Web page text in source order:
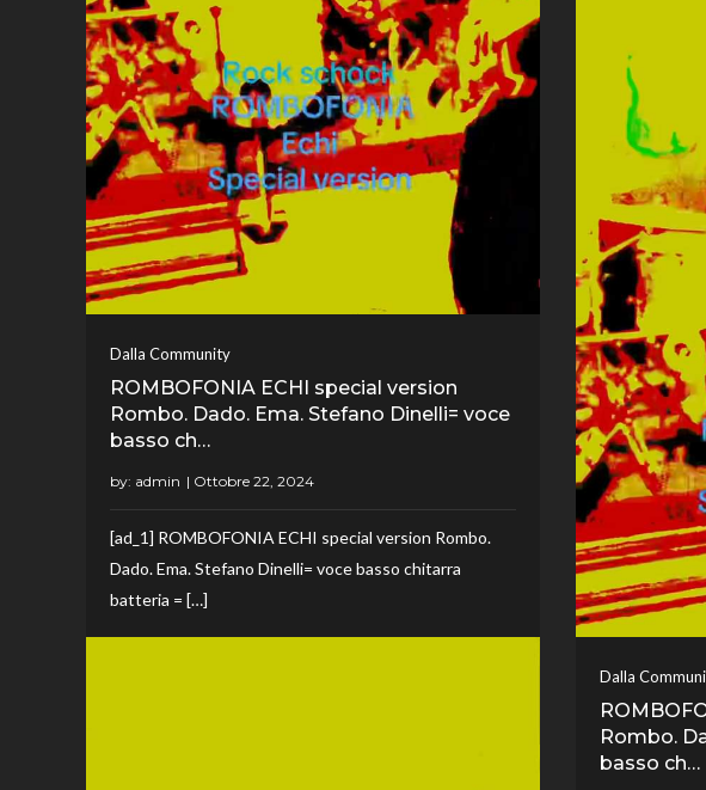
Dalla Community
ROMBOFONIA ECHI special version
Rombo. Dado. Ema. Stefano Dinelli= voce
basso ch…
by: admin
[ad_1] ROMBOFONIA ECHI special version Rombo.
Dado. Ema. Stefano Dinelli= voce basso chitarra
batteria = […]
Dalla
Rombo.
basso ch…